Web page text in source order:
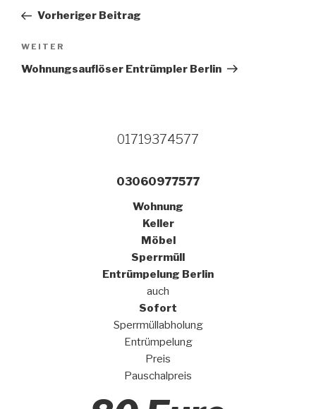
Beitrag
Vorheriger Beitrag
Nächster
Beitrag
WEITER
Wohnungsauflöser Entrümpler Berlin
01719374577
03060977577
Wohnung
Keller
Möbel
Sperrmüll
Entrümpelung Berlin
auch
Sofort
Sperrmüllabholung
Entrümpelung
Preis
Pauschalpreis